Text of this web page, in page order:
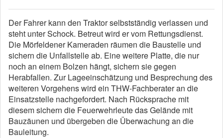
Der Fahrer kann den Traktor selbstständig verlassen und
steht unter Schock. Betreut wird er vom Rettungsdienst.
Die Mörfeldener Kameraden räumen die Baustelle und
sichern die Unfallstelle ab. Eine weitere Platte, die nur
noch an einem Bolzen hängt, sichern sie gegen
Herabfallen. Zur Lageeinschätzung und Besprechung des
weiteren Vorgehens wird ein THW-Fachberater an die
Einsatzstelle nachgefordert. Nach Rücksprache mit
diesem sichern die Feuerwehrleute das Gelände mit
Bauzäunen und übergeben die Überwachung an die
Bauleitung.